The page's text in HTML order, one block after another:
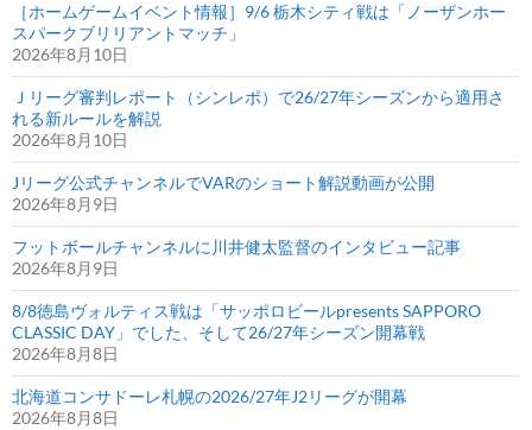
［ホームゲームイベント情報］9/6 栃木シティ戦は「ノーザンホー
スパークブリリアントマッチ」
2026年8月10日
Ｊリーグ審判レポート（シンレポ）で26/27年シーズンから適用さ
れる新ルールを解説
2026年8月10日
Jリーグ公式チャンネルでVARのショート解説動画が公開
2026年8月9日
フットボールチャンネルに川井健太監督のインタビュー記事
2026年8月9日
8/8徳島ヴォルティス戦は「サッポロビールpresents SAPPORO
CLASSIC DAY」でした、そして26/27年シーズン開幕戦
2026年8月8日
北海道コンサドーレ札幌の2026/27年J2リーグが開幕
2026年8月8日